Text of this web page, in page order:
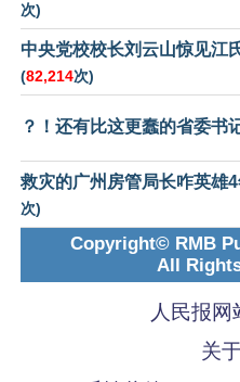
次)
中央党校校长刘云山惊见江
(82,214次)
？！还有比这更蠢的省委书
救灾的广州房管局长咋英雄
次)
Copyright© RMB
All
人民报网
关